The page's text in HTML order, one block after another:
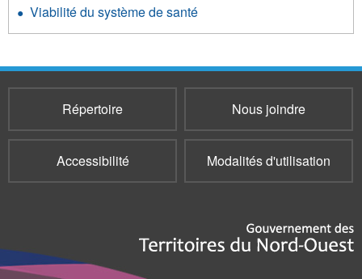
Viabilité du système de santé
Répertoire Nous joindre
Accessibilité Modalités d'utilisation